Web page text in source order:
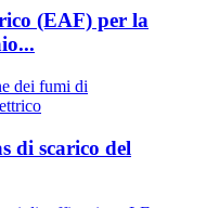
(EAF) per la
di scarico del